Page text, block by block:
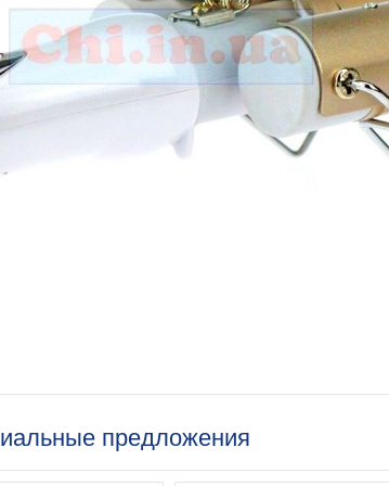
предложения